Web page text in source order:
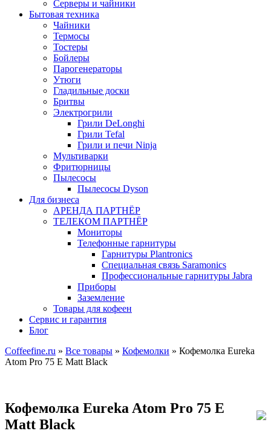
Серверы и чайники
Бытовая техника
Чайники
Термосы
Тостеры
Бойлеры
Парогенераторы
Утюги
Гладильные доски
Бритвы
Электрогрили
Грили DeLonghi
Грили Tefal
Грили и печи Ninja
Мультиварки
Фритюрницы
Пылесосы
Пылесосы Dyson
Для бизнеса
АРЕНДА ПАРТНЁР
ТЕЛЕКОМ ПАРТНЁР
Мониторы
Телефонные гарнитуры
Гарнитуры Plantronics
Специальная связь Saramonics
Профессиональные гарнитуры Jabra
Приборы
Заземление
Товары для кофеен
Сервис и гарантия
Блог
Coffeefine.ru » Все товары » Кофемолки » Кофемолка Eureka
Atom Pro 75 E Matt Black
Кофемолка Eureka Atom Pro 75 E
Matt Black